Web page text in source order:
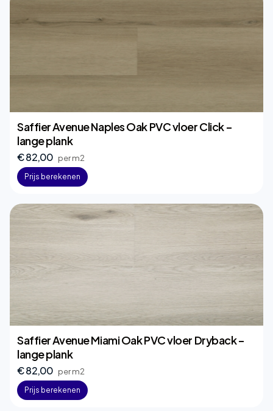
Saffier Avenue Naples Oak PVC vloer Click –
lange plank
€ 82,00 per m2
Prijs berekenen
Saffier Avenue Miami Oak PVC vloer Dryback –
lange plank
€ 82,00 per m2
Prijs berekenen